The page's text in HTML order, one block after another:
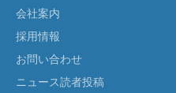
会社案内
採用情報
お問い合わせ
ニュース読者投稿